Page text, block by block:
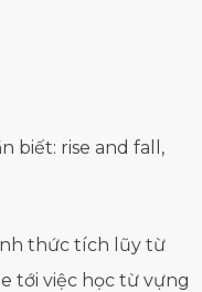
biết: rise and fall,
thức tích lũy từ
tới việc học từ vựng